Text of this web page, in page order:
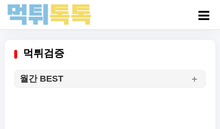
먹튀검증
월간 BEST